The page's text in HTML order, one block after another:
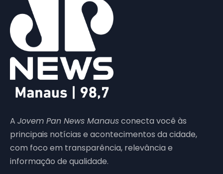
A Jovem Pan News Manausconecta você às
principais notícias e acontecimentos da cidade,
com foco em transparência, relevância e
informação de qualidade.